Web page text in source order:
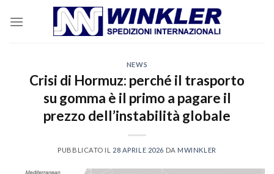
NEWS
Crisi di Hormuz: perché il trasporto
su gomma è il primo a pagare il
prezzo dell’instabilità globale
PUBBLICATO IL 28 APRILE 2026 DA MWINKLER